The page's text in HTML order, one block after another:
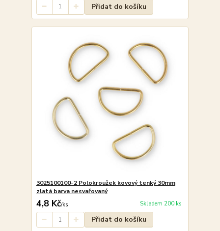
Přidat do košíku
3025100100-2 Polokroužek kovový tenký 30mm
zlatá barva nesvařovaný
4,8 Kč/ks Skladem 200 ks
Přidat do košíku